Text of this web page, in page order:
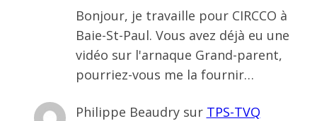
Bonjour, je travaille pour CIRCCO à
Baie-St-Paul. Vous avez déjà eu une
vidéo sur l'arnaque Grand-parent,
pourriez-vous me la fournir…
Philippe Beaudrysur TPS-TVQ